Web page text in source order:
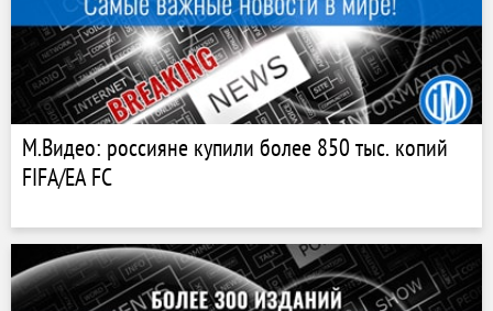
М.Видео: россияне купили более 850 тыс. копий
FIFA/EA FC